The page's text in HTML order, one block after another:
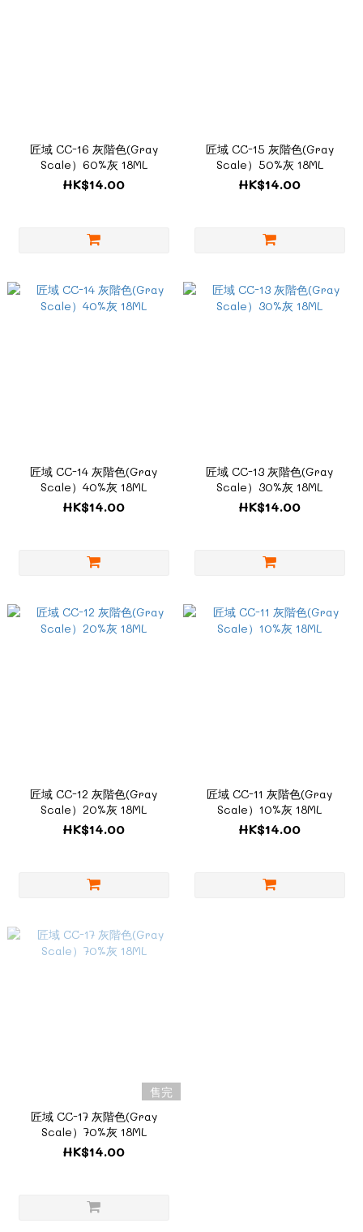
匠域 CC-16 灰階色(Gray
Scale）60%灰 18ML
HK$14.00
匠域 CC-15 灰階色(Gray
Scale）50%灰 18ML
HK$14.00
匠域 CC-14 灰階色(Gray
Scale）40%灰 18ML
HK$14.00
匠域 CC-13 灰階色(Gray
Scale）30%灰 18ML
HK$14.00
匠域 CC-12 灰階色(Gray
Scale）20%灰 18ML
HK$14.00
匠域 CC-11 灰階色(Gray
Scale）10%灰 18ML
HK$14.00
售完
匠域 CC-17 灰階色(Gray
Scale）70%灰 18ML
HK$14.00